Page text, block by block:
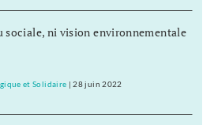
ni vision environnementale
et Solidaire |28 juin 2022